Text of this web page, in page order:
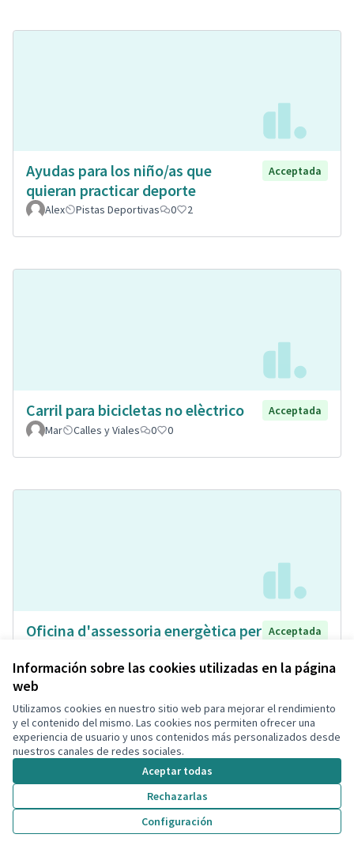
Información sobre las cookies utilizadas en la página
web
Utilizamos cookies en nuestro sitio web para mejorar el rendimiento
y el contenido del mismo. Las cookies nos permiten ofrecer una
experiencia de usuario y unos contenidos más personalizados desde
nuestros canales de redes sociales.
Aceptar todas
Rechazarlas
Configuración
Ayudas para los niño/as que
quieran practicar deporte
Acceptada
Alex Pistas Deportivas 0 2
Carril para bicicletas no elèctrico
Acceptada
Mar
Calles y Viales 0 0
Oficina d'assessoria energètica per
veïnes, i comunitats de veïns
Acceptada